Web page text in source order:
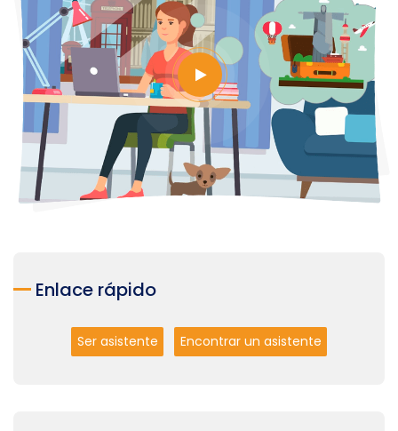
Enlace rápido
Ser asistente Encontrar un asistente